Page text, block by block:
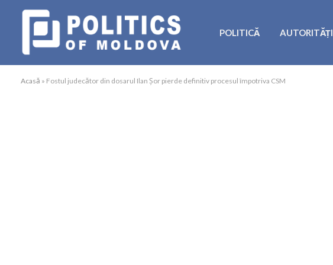
POLITICĂ AUTORITĂȚI
Acasă » Fostul judecător din dosarul Ilan Șor pierde definitiv procesul împotriva CSM